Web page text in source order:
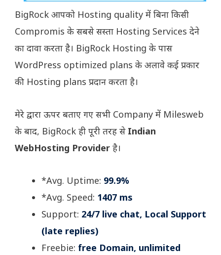
BigRock आपको Hosting quality में बिना किसी
Compromis के सबसे सस्ता Hosting Services देने
का दावा करता है। BigRock Hosting के पास
WordPress optimized plans के अलावे कई प्रकार
की Hosting plans प्रदान करता है।
मेरे द्वारा ऊपर बताए गए सभी Company में Milesweb
के बाद, BigRock ही पूरी तरह से Indian
WebHosting Provider है।
*Avg. Uptime: 99.9%
*Avg. Speed: 1407 ms
Support: 24/7 live chat, Local Support
(late replies)
Freebie: free Domain, unlimited